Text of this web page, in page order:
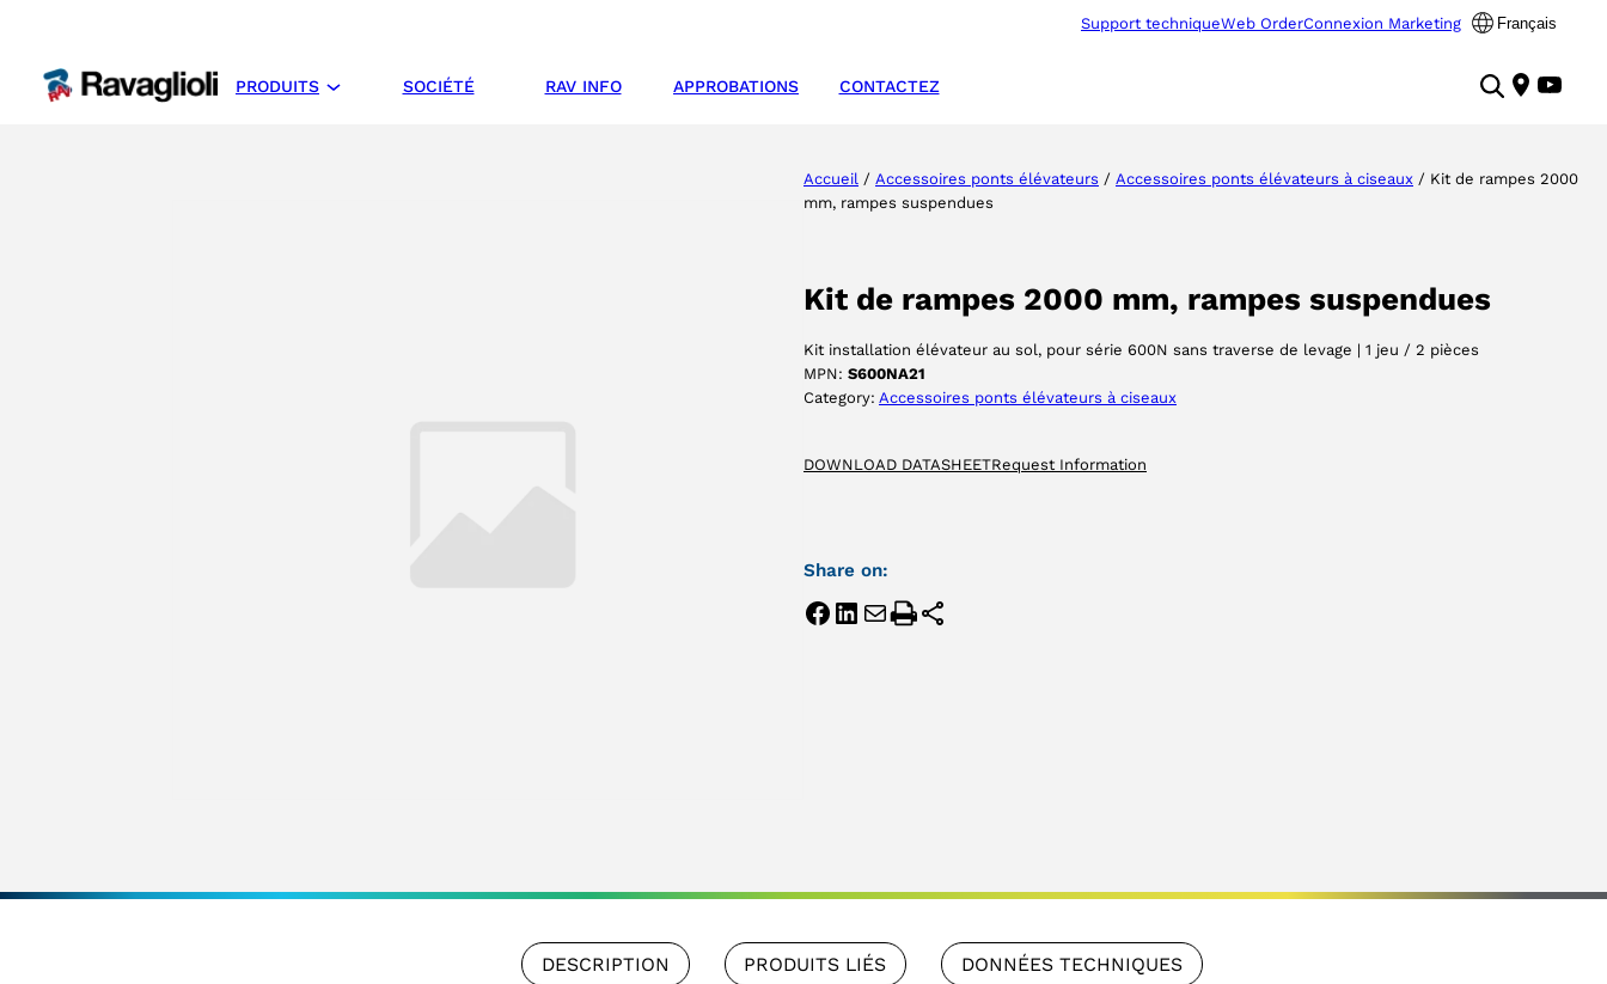
Support techniqueWeb OrderConnexion Marketing Français
PRODUITS SOCIÉTÉ RAV INFO APPROBATIONS CONTACTEZ
Accueil / Accessoires ponts élévateurs / Accessoires ponts élévateurs à ciseaux / Kit de rampes 2000
mm, rampes suspendues
Kit de rampes 2000 mm, rampes suspendues
Kit installation élévateur au sol, pour série 600N sans traverse de levage | 1 jeu / 2 pièces
MPN: S600NA21
Category: Accessoires ponts élévateurs à ciseaux
DOWNLOAD DATASHEETRequest Information
Share on:
DESCRIPTION PRODUITS LIÉS DONNÉES TECHNIQUES